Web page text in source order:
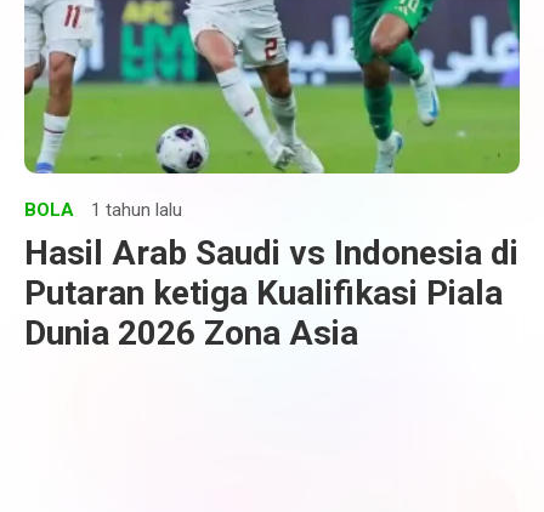
BOLA 1 tahun lalu
Hasil Arab Saudi vs Indonesia di
Putaran ketiga Kualifikasi Piala
Dunia 2026 Zona Asia